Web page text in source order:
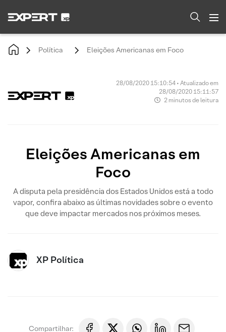
Política Eleições Americanas em Foco
28/08/2020 15:10:54 • Atualizado em
28/08/2020 15:11:57
2 minutos de leitura
Eleições Americanas em
Foco
A disputa pela presidência dos Estados Unidos está a todo
vapor, confira abaixo as últimas novidades sobre o evento
que deve impactar mercados nos próximos meses.
XP Política
Compartilhar: